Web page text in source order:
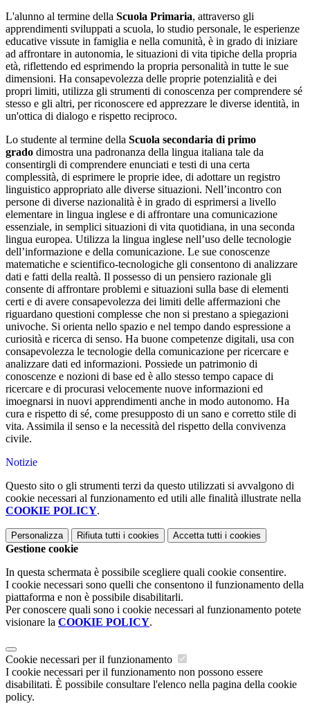
L'alunno al termine della Scuola Primaria, attraverso gli
apprendimenti sviluppati a scuola, lo studio personale, le esperienze
educative vissute in famiglia e nella comunità, è in grado di iniziare
ad affrontare in autonomia, le situazioni di vita tipiche della propria
età, riflettendo ed esprimendo la propria personalità in tutte le sue
dimensioni. Ha consapevolezza delle proprie potenzialità e dei
propri limiti, utilizza gli strumenti di conoscenza per comprendere sé
stesso e gli altri, per riconoscere ed apprezzare le diverse identità, in
un'ottica di dialogo e rispetto reciproco.
Lo studente al termine della Scuola secondaria di primo
grado dimostra una padronanza della lingua italiana tale da
consentirgli di comprendere enunciati e testi di una certa
complessità, di esprimere le proprie idee, di adottare un registro
linguistico appropriato alle diverse situazioni. Nell’incontro con
persone di diverse nazionalità è in grado di esprimersi a livello
elementare in lingua inglese e di affrontare una comunicazione
essenziale, in semplici situazioni di vita quotidiana, in una seconda
lingua europea. Utilizza la lingua inglese nell’uso delle tecnologie
dell’informazione e della comunicazione. Le sue conoscenze
matematiche e scientifico-tecnologiche gli consentono di analizzare
dati e fatti della realtà. Il possesso di un pensiero razionale gli
consente di affrontare problemi e situazioni sulla base di elementi
certi e di avere consapevolezza dei limiti delle affermazioni che
riguardano questioni complesse che non si prestano a spiegazioni
univoche. Si orienta nello spazio e nel tempo dando espressione a
curiosità e ricerca di senso. Ha buone competenze digitali, usa con
consapevolezza le tecnologie della comunicazione per ricercare e
analizzare dati ed informazioni. Possiede un patrimonio di
conoscenze e nozioni di base ed è allo stesso tempo capace di
ricercare e di procurasi velocemente nuove informazioni ed
imoegnarsi in nuovi apprendimenti anche in modo autonomo. Ha
cura e rispetto di sé, come presupposto di un sano e corretto stile di
vita. Assimila il senso e la necessità del rispetto della convivenza
civile.
Notizie
Questo sito o gli strumenti terzi da questo utilizzati si avvalgono di
cookie necessari al funzionamento ed utili alle finalità illustrate nella
COOKIE POLICY.
Personalizza Rifiuta tutti i cookies Accetta tutti i cookies
Gestione cookie
In questa schermata è possibile scegliere quali cookie consentire.
I cookie necessari sono quelli che consentono il funzionamento della
piattaforma e non è possibile disabilitarli.
Per conoscere quali sono i cookie necessari al funzionamento potete
visionare la COOKIE POLICY.
Cookie necessari per il funzionamento
I cookie necessari per il funzionamento non possono essere
disabilitati. È possibile consultare l'elenco nella pagina della cookie
policy.